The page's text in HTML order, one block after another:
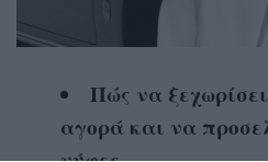
Πώς να
αγορά και να